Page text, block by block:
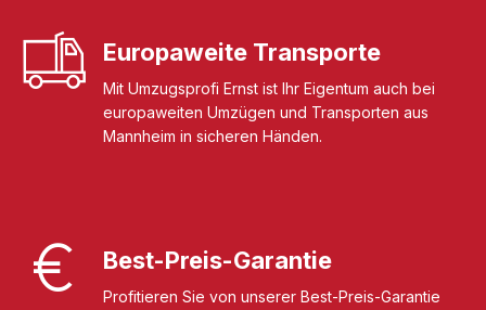
Europaweite Transporte
Mit Umzugsprofi Ernst ist Ihr Eigentum auch bei
europaweiten Umzügen und Transporten aus
Mannheim in sicheren Händen.
Best-Preis-Garantie
Profitieren Sie von unserer Best-Preis-Garantie